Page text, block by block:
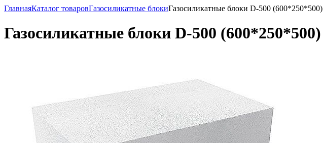
ГлавнаяКаталог товаровГазосиликатные блокиГазосиликатные блоки D-500 (600*250*500)
Газосиликатные блоки D-500 (600*250*500)